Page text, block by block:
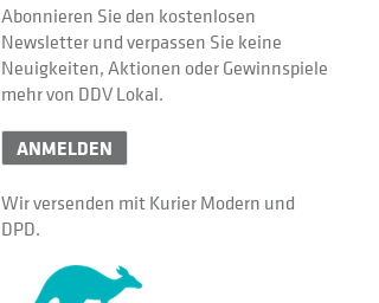
Abonnieren Sie den kostenlosen
Newsletter und verpassen Sie keine
Neuigkeiten, Aktionen oder Gewinnspiele
mehr von DDV Lokal.
ANMELDEN
Wir versenden mit Kurier Modern und
DPD.